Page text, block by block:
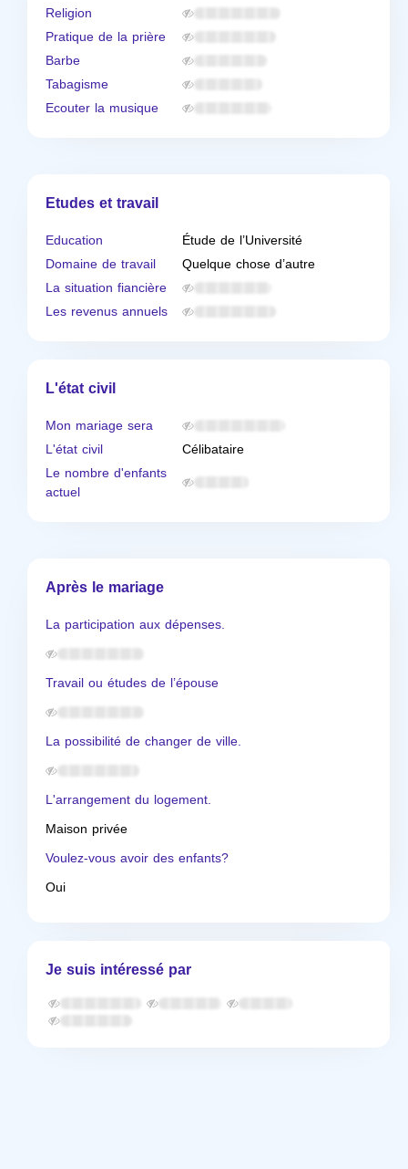
Religion
Pratique de la prière
Barbe
Tabagisme
Ecouter la musique
Etudes et travail
Education
Étude de l’Université
Domaine de travail
Quelque chose d’autre
La situation fiancière
Les revenus annuels
L'état civil
Mon mariage sera
L'état civil
Célibataire
Le nombre d'enfants
actuel
Après le mariage
La participation aux dépenses.
Travail ou études de l’épouse
La possibilité de changer de ville.
L'arrangement du logement.
Maison privée
Voulez-vous avoir des enfants?
Oui
Je suis intéressé par